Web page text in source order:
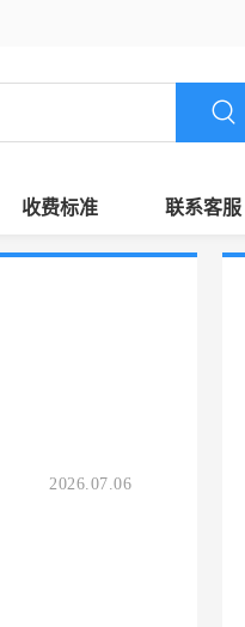
收费标准 联系客服
2026.07.06